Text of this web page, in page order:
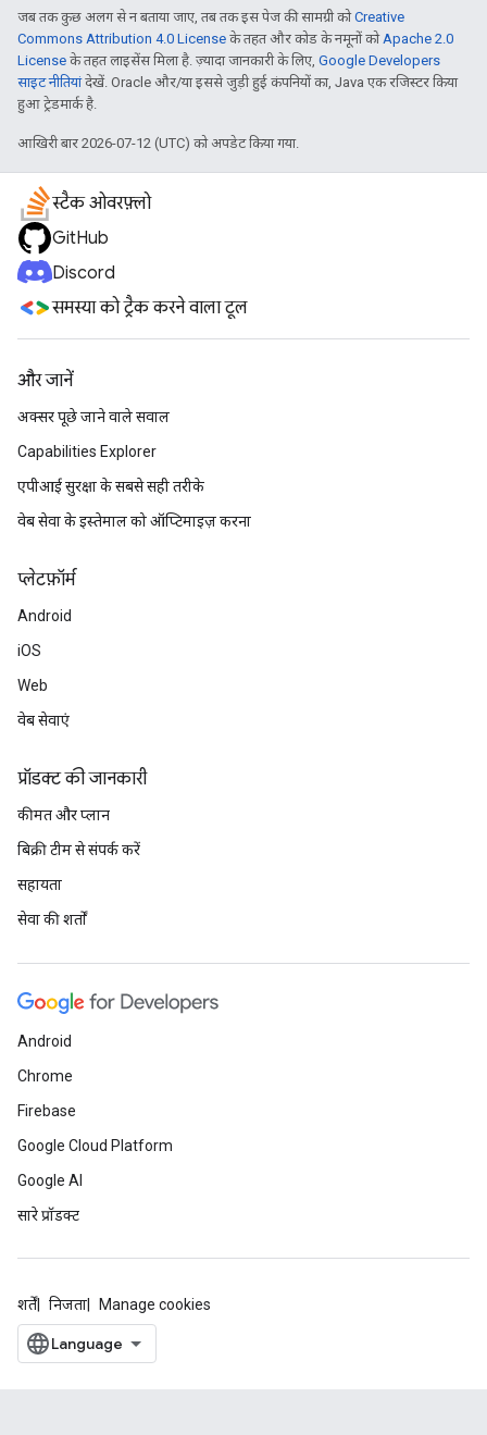
जब तक कुछ अलग से न बताया जाए, तब तक इस पेज की सामग्री कोCreative
Commons Attribution 4.0 License के तहत और कोड के नमूनों कोApache 2.0
License के तहत लाइसेंस मिला है. ज़्यादा जानकारी के लिए, Google Developers
साइट नीतियांदेखें. Oracle और/या इससे जुड़ी हुई कंपनियों का, Java एक रजिस्टर किया
हुआ ट्रेडमार्क है.
आखिरी बार 2026-07-12 (UTC) को अपडेट किया गया.
स्टैक ओवरफ़्लो
GitHub
Discord
समस्या को ट्रैक करने वाला टूल
और जानें
अक्सर पूछे जाने वाले सवाल
Capabilities Explorer
एपीआई सुरक्षा के सबसे सही तरीके
वेब सेवा के इस्तेमाल को ऑप्टिमाइज़ करना
प्‍लेटफ़ॉर्म
Android
iOS
Web
वेब सेवाएं
प्रॉडक्ट की जानकारी
कीमत और प्लान
बिक्री टीम से संपर्क करें
सहायता
सेवा की शर्तों
Android
Chrome
Firebase
Google Cloud Platform
Google AI
सारे प्रॉडक्ट
शर्तें निजता Manage cookies